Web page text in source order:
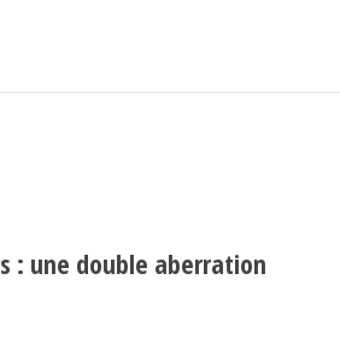
: une double aberration